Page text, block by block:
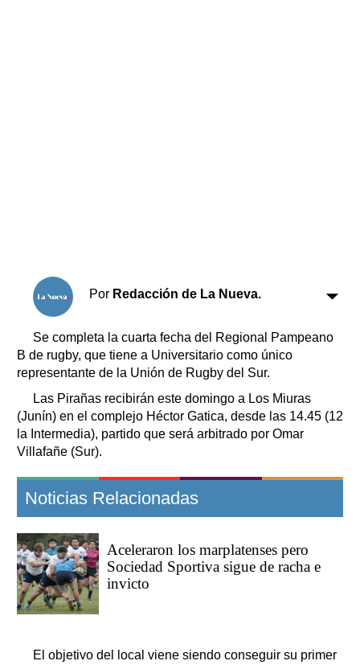
Por Redacción de La Nueva.
Se completa la cuarta fecha del Regional Pampeano
B de rugby, que tiene a Universitario como único
representante de la Unión de Rugby del Sur.
Las Pirañas recibirán este domingo a Los Miuras
(Junín) en el complejo Héctor Gatica, desde las 14.45 (12
la Intermedia), partido que será arbitrado por Omar
Villafañe (Sur).
Noticias Relacionadas
Aceleraron los marplatenses pero
Sociedad Sportiva sigue de racha e
invicto
El objetivo del local viene siendo conseguir su primer